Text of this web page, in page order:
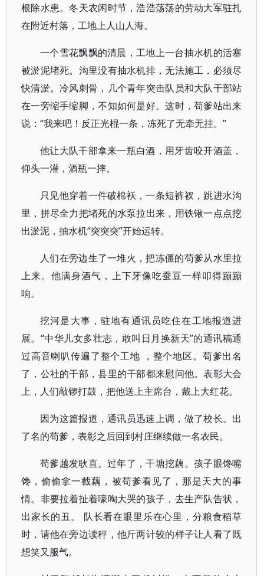
根除水患。冬天农闲时节，浩浩荡荡的劳动大军驻扎
在附近村落，工地上人山人海。
一个雪花飘飘的清晨，工地上一台抽水机的活塞
被淤泥堵死。沟里没有抽水机排，无法施工，必须尽
快清淤。冷风刺骨，几个青年突击队员和大队干部站
在一旁缩手缩脚，不知如何是好。这时，苟爹站出来
说：“我来吧！反正光棍一条，冻死了无牵无挂。”
他让大队干部拿来一瓶白酒，用牙齿咬开酒盖，
仰头一灌，酒瓶一摔。
只见他穿着一件破棉袄，一条短裤衩，跳进水沟
里，拼尽全力把堵死的水泵拉出来，用铁锹一点点挖
出淤泥，抽水机“突突突”开始运转。
人们在旁边生了一堆火，把冻僵的苟爹从水里拉
上来。他满身酒气，上下牙像吃蚕豆一样叩得蹦蹦
响。
挖河是大事，驻地有通讯员吃住在工地报道进
展。“中华儿女多壮志，敢叫日月换新天”的通讯稿通
过高音喇叭传遍了整个工地 ，整个地区。苟爹出名
了，公社的干部，县里的干部都来慰问他。表彰大会
上，人们敲锣打鼓，把他送上主席台，戴上大红花。
因为这篇报道，通讯员迅速上调，做了校长。出
了名的苟爹，表彰之后回到村庄继续做一名农民。
苟爹越发耿直。过年了，干塘挖藕。孩子眼馋嘴
馋，偷偷拿一截藕，被苟爹看见了，那是天大的事
情。非要拉着扯着嚎啕大哭的孩子，去生产队告状，
出家长的丑。 队长看在眼里乐在心里，分粮食稻草
时，请他在旁边读秤，他斤两计较的样子让人看了既
想笑又服气。